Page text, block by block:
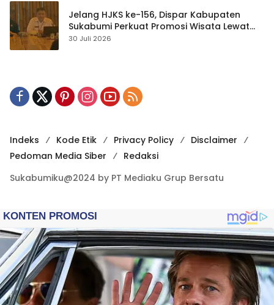
Jelang HJKS ke-156, Dispar Kabupaten
Sukabumi Perkuat Promosi Wisata Lewat
Publikasi Digital
30 Juli 2026
Indeks Kode Etik Privacy Policy
Disclaimer
Pedoman Media Siber
Redaksi
Sukabumiku@2024 by PT Mediaku Grup Bersatu